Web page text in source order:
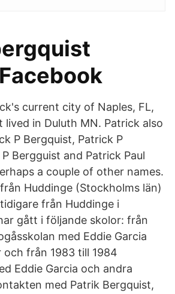
current city of Naples, FL,
lived in Duluth MN. Patrick also
P Bergquist, Patrick P
Bergguist and Patrick Paul
a couple of other names.
Huddinge (Stockholms län)
från Huddinge i
gått i följande skolor: från
med Eddie Garcia
och från 1983 till 1984
Eddie Garcia och andra
med Patrik Bergquist,